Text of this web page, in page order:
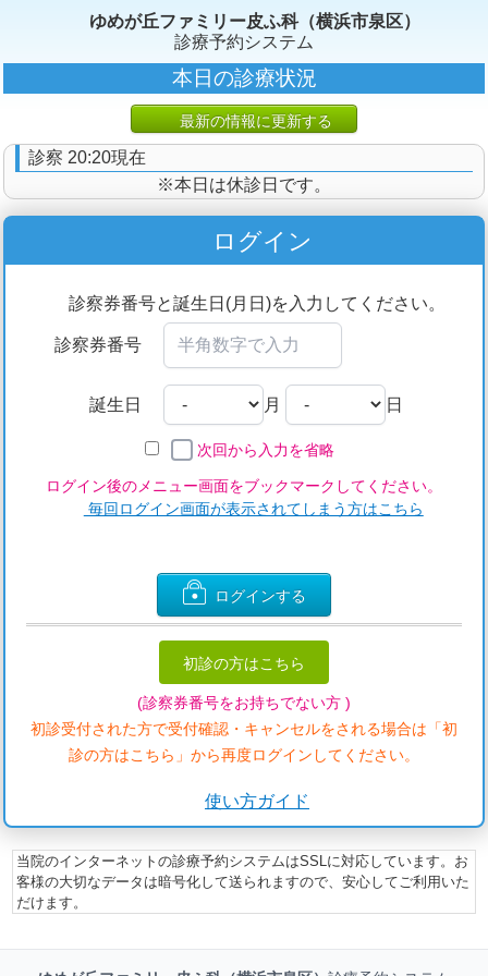
ゆめが丘ファミリー皮ふ科（横浜市泉区）
診療予約システム
本日の診療状況
最新の情報に更新する
診察 20:20現在
※本日は休診日です。
ログイン
診察券番号と誕生日(月日)を入力してください。
診察券番号
誕生日 月 日
次回から入力を省略
ログイン後のメニュー画面をブックマークしてください。
毎回ログイン画面が表示されてしまう方はこちら
ログインする
初診の方はこちら
(診察券番号をお持ちでない方 )
初診受付された方で受付確認・キャンセルをされる場合は「初
診の方はこちら」から再度ログインしてください。
使い方ガイド
当院のインターネットの診療予約システムはSSLに対応しています。お
客様の大切なデータは暗号化して送られますので、安心してご利用いた
だけます。